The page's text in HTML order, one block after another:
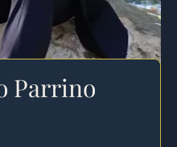
Parrino